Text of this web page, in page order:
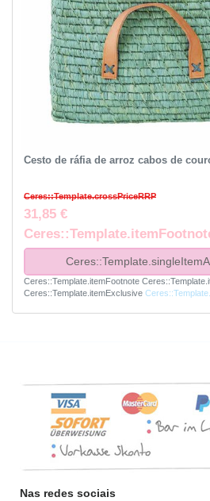
Cesto de ráfia de arroz cabos de
Ceres::Template.crossPriceRRP
31,85 €
Ceres::Template.itemFootnote
Ceres::Template.itemExclusive
Nas redes sociais